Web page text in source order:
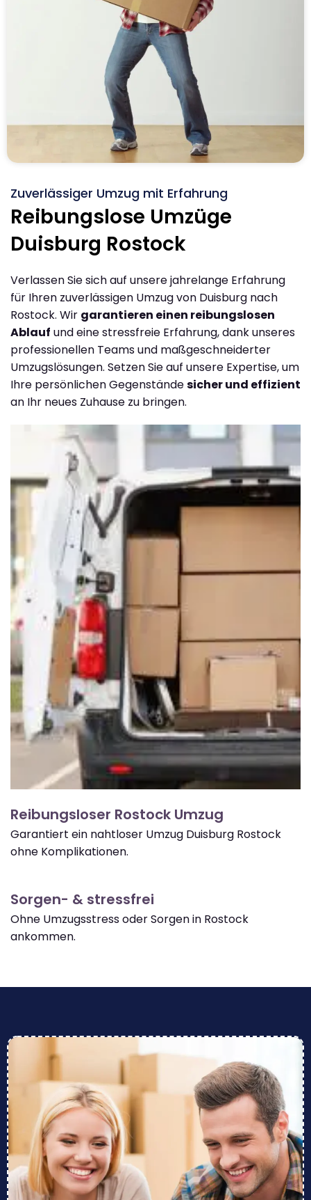
Zuverlässiger Umzug mit Erfahrung
Reibungslose Umzüge
Duisburg Rostock
Verlassen Sie sich auf unsere jahrelange Erfahrung
für Ihren zuverlässigen Umzug von Duisburg nach
Rostock. Wir garantieren einen reibungslosen
Ablauf und eine stressfreie Erfahrung, dank unseres
professionellen Teams und maßgeschneiderter
Umzugslösungen. Setzen Sie auf unsere Expertise, um
Ihre persönlichen Gegenständesicher und effizient
an Ihr neues Zuhause zu bringen.
Reibungsloser Rostock Umzug
Garantiert ein nahtloser Umzug Duisburg Rostock
ohne Komplikationen.
Sorgen- & stressfrei
Ohne Umzugsstress oder Sorgen in Rostock
ankommen.